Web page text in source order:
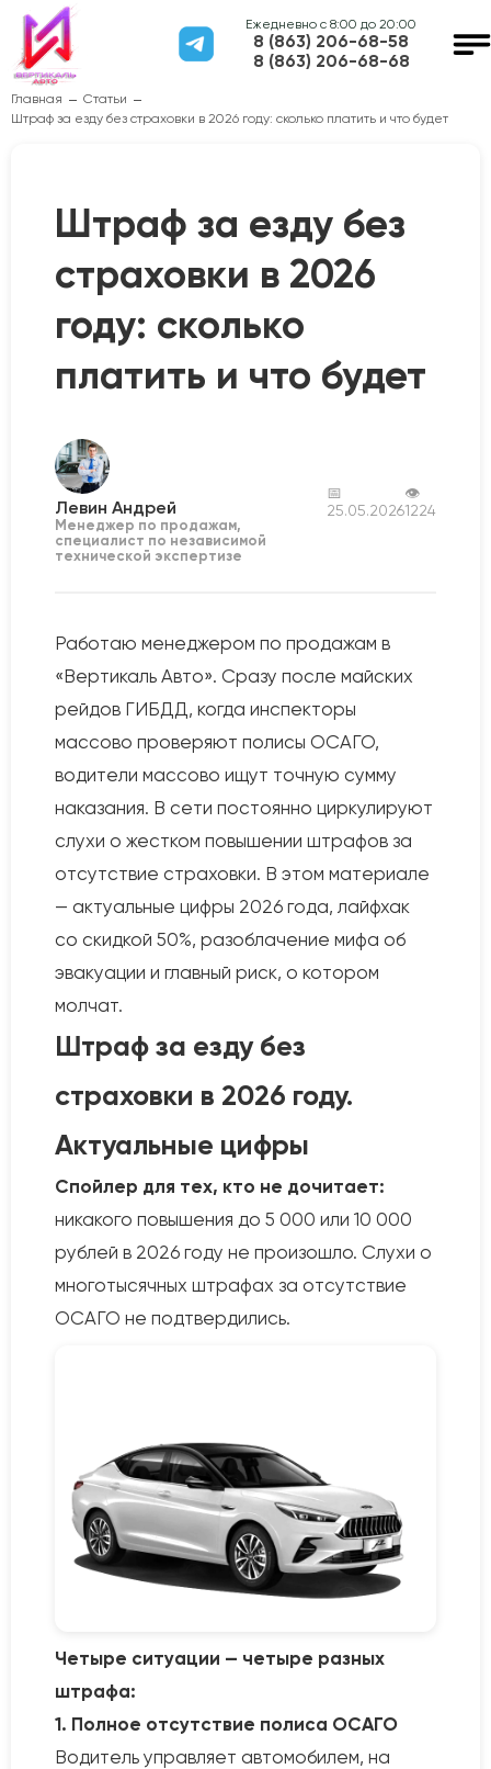
Ежедневно с 8:00 до 20:00
8 (863) 206-68-58
8 (863) 206-68-68
Главная
Статьи
Штраф за езду без страховки в 2026 году: сколько платить и что будет
Штраф за езду без
страховки в 2026
году: сколько
платить и что будет
Левин Андрей
Менеджер по продажам,
специалист по независимой
технической экспертизе
📅
25.05.2026
👁
1224
Работаю менеджером по продажам в
«Вертикаль Авто». Сразу после майских
рейдов ГИБДД, когда инспекторы
массово проверяют полисы ОСАГО,
водители массово ищут точную сумму
наказания. В сети постоянно циркулируют
слухи о жестком повышении штрафов за
отсутствие страховки. В этом материале
— актуальные цифры 2026 года, лайфхак
со скидкой 50%, разоблачение мифа об
эвакуации и главный риск, о котором
молчат.
Штраф за езду без
страховки в 2026 году.
Актуальные цифры
Спойлер для тех, кто не дочитает:
никакого повышения до 5 000 или 10 000
рублей в 2026 году не произошло. Слухи о
многотысячных штрафах за отсутствие
ОСАГО не подтвердились.
Четыре ситуации — четыре разных
штрафа:
1. Полное отсутствие полиса ОСАГО
Водитель управляет автомобилем, на